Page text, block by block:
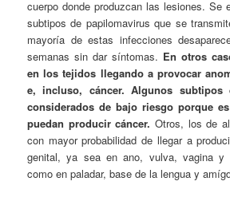
cuerpo donde produzcan las lesiones. Se
subtipos de papilomavirus que se
mayoría de estas infecciones
semanas sin dar síntomas. En otros
en los tejidos llegando a provocar
e, incluso, cáncer. Algunos
considerados de bajo riesgo porque
puedan producir cáncer. Otros, los de
con mayor probabilidad de llegar a
genital, ya sea en ano, vulva, vagina y
como en paladar, base de la lengua y